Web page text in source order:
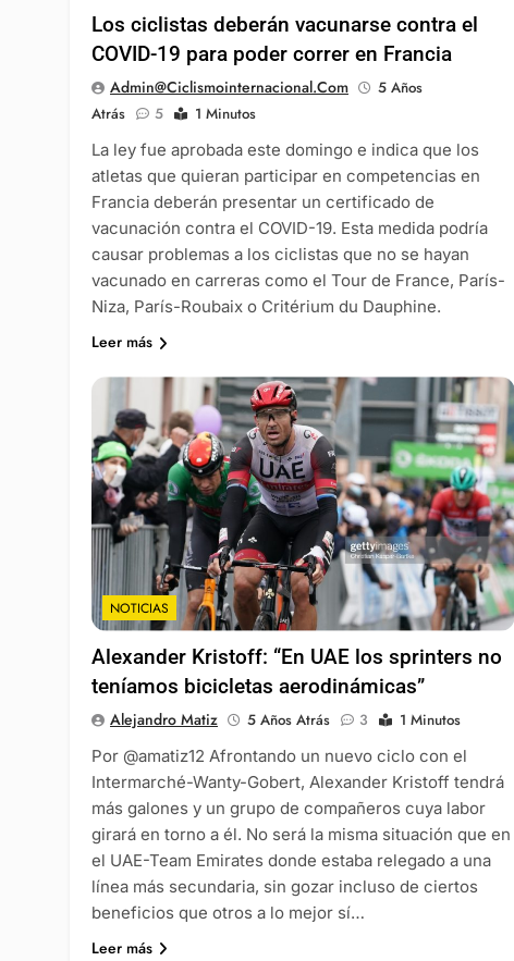
Los ciclistas deberán vacunarse contra el
COVID-19 para poder correr en Francia
Admin@ciclismointernacional.com
5 Años
Atrás
5
1 Minutos
La ley fue aprobada este domingo e indica que los
atletas que quieran participar en competencias en
Francia deberán presentar un certificado de
vacunación contra el COVID-19. Esta medida podría
causar problemas a los ciclistas que no se hayan
vacunado en carreras como el Tour de France, París-
Niza, París-Roubaix o Critérium du Dauphine.
Leer más
NOTICIAS
Alexander Kristoff: “En UAE los sprinters no
teníamos bicicletas aerodinámicas”
Alejandro Matiz 5 Años Atrás 3
1 Minutos
Por @amatiz12 Afrontando un nuevo ciclo con el
Intermarché-Wanty-Gobert, Alexander Kristoff tendrá
más galones y un grupo de compañeros cuya labor
girará en torno a él. No será la misma situación que en
el UAE-Team Emirates donde estaba relegado a una
línea más secundaria, sin gozar incluso de ciertos
beneficios que otros a lo mejor sí…
Leer más